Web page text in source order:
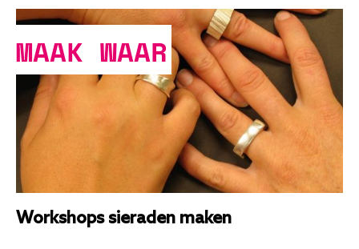
MAAK WAAR
Workshops sieraden maken